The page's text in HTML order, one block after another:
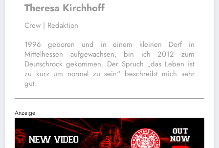
Theresa Kirchhoff
Crew | Redaktion
1996 geboren und in einem kleinen Dorf in
Mittelhessen aufgewachsen, bin ich 2012 zum
Deutschrock gekommen. Der Spruch „das Leben ist
zu kurz um normal zu sein“ beschreibt mich sehr
gut.
Anzeige